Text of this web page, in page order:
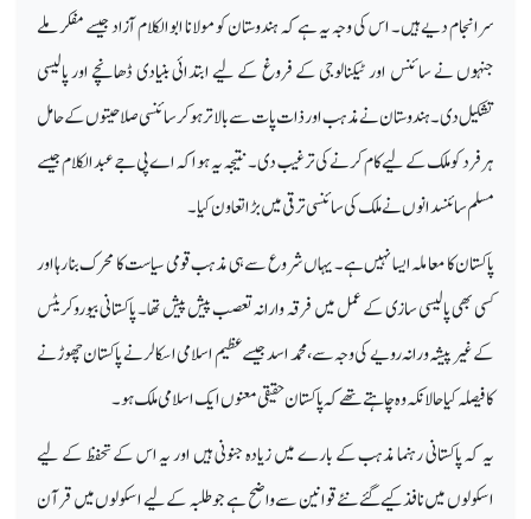
سرانجام دیے ہیں۔ اس کی وجہ یہ ہے کہ ہندوستان کو مولانا ابوالکلام آزاد جیسے مفکر ملے
جنہوں نے سائنس اور ٹیکنالوجی کے فروغ کے لیے ابتدائی بنیادی ڈھانچے اور پالیسی
تشکیل دی۔ ہندوستان نے مذہب اور ذات پات سے بالاتر ہوکر سائنسی صلاحیتوں کے حامل
ہر فرد کو ملک کے لیے کام کرنے کی ترغیب دی۔ نتیجہ یہ ہوا کہ اے پی جے عبدالکلام جیسے
مسلم سائنسدانوں نے ملک کی سائنسی ترقی میں بڑا تعاون کیا۔
پاکستان کا معاملہ ایسا نہیں ہے۔ یہاں شروع سے ہی مذہب قومی سیاست کا محرک بنا رہا اور
کسی بھی پالیسی سازی کے عمل میں فرقہ وارانہ تعصب پیش پیش تھا۔ پاکستانی بیوروکریٹس
کے غیر پیشہ ورانہ رویے کی وجہ سے، محمد اسد جیسے عظیم اسلامی اسکالر نے پاکستان چھوڑنے
کا فیصلہ کیا حالانکہ وہ چاہتے تھے کہ پاکستان حقیقی معنوں ایک اسلامی ملک ہو۔
یہ کہ پاکستانی رہنما مذہب کے بارے میں زیادہ جنونی ہیں اور یہ اس کے تحفظ کے لیے
اسکولوں میں نافذ کیے گئے نئے قوانین سے واضح ہے جو طلبہ کے لیے اسکولوں میں قرآن